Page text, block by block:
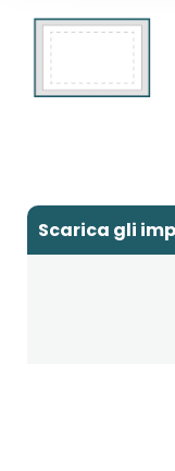
Scarica gli